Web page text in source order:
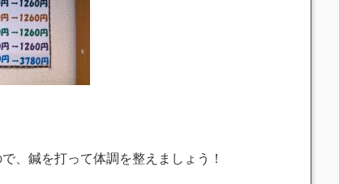
、鍼を打って体調を整えましょう！